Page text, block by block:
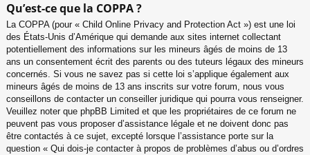
Qu’est-ce que la COPPA ?
La COPPA (pour « Child Online Privacy and Protection Act ») est une loi
des États-Unis d’Amérique qui demande aux sites internet collectant
potentiellement des informations sur les mineurs âgés de moins de 13
ans un consentement écrit des parents ou des tuteurs légaux des mineurs
concernés. Si vous ne savez pas si cette loi s’applique également aux
mineurs âgés de moins de 13 ans inscrits sur votre forum, nous vous
conseillons de contacter un conseiller juridique qui pourra vous renseigner.
Veuillez noter que phpBB Limited et que les propriétaires de ce forum ne
peuvent pas vous proposer d’assistance légale et ne doivent donc pas
être contactés à ce sujet, excepté lorsque l’assistance porte sur la
question « Qui dois-je contacter à propos de problèmes d’abus ou d’ordres